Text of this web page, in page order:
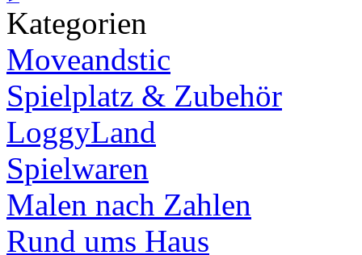
Kategorien
Moveandstic
Spielplatz & Zubehör
LoggyLand
Spielwaren
Malen nach Zahlen
Rund ums Haus